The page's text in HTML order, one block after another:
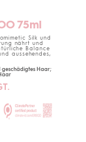
75ml
Silk und
nährt und
Balance
aussehendes,
geschädigtes Haar;